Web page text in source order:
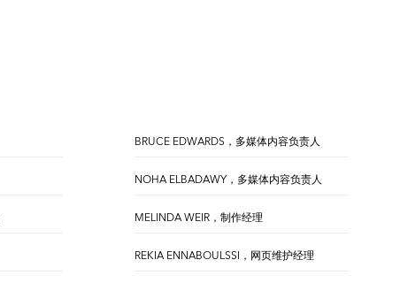
BRUCE EDWARDS，多媒体内容负责人
NOHA ELBADAWY，多媒体内容负责人
MELINDA WEIR，制作经理
REKIA ENNABOULSSI，网页维护经理